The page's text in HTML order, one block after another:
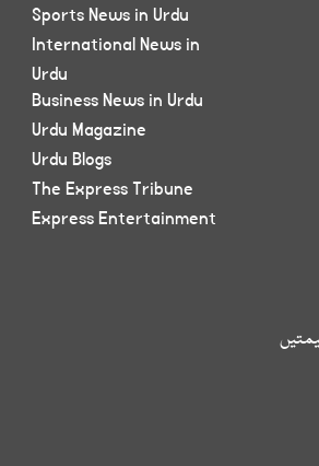
Sports News in Urdu
International News in
Urdu
Business News in Urdu
Urdu Magazine
Urdu Blogs
The Express Tribune
Express Entertainment